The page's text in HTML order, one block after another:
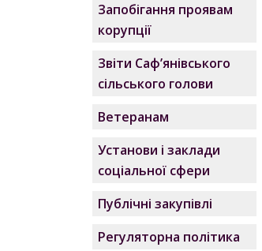
Запобігання проявам
корупції
Звіти Саф’янівського
сільського голови
Ветеранам
Установи і заклади
соціальної сфери
Публічні закупівлі
Регуляторна політика